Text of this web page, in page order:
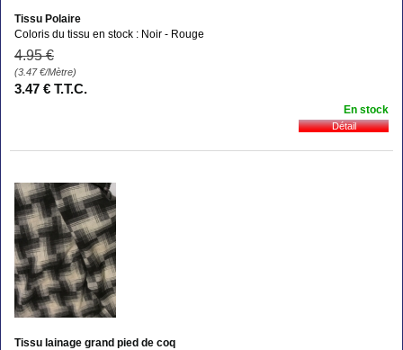
Tissu Polaire
Coloris du tissu en stock : Noir - Rouge
4.95 €
(3.47€/Mètre)
3.47 € T.T.C.
En stock
Tissu lainage grand pied de coq